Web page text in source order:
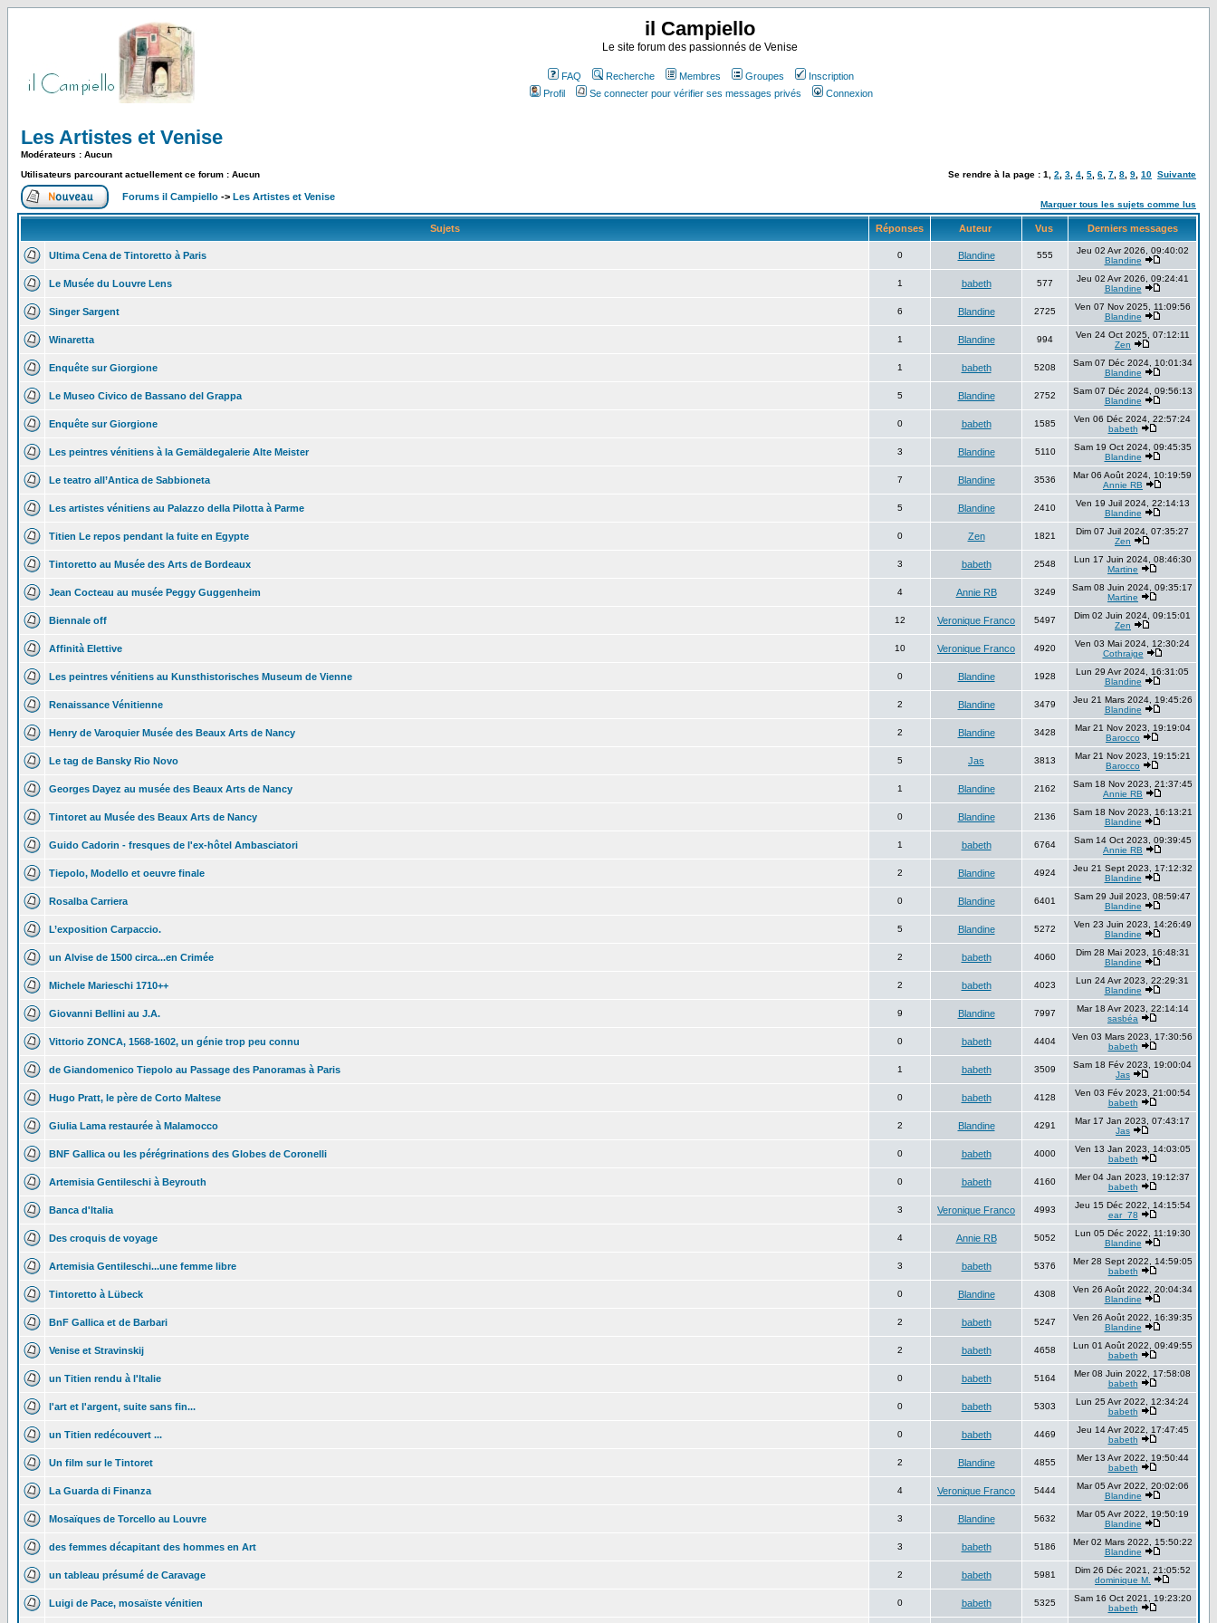
il Campiello
Le site forum des passionnés de Venise
FAQ Recherche Membres Groupes
Inscription
Profil
Se connecter pour vérifier ses messages privés Connexion
Les Artistes et Venise
Modérateurs : Aucun
Utilisateurs parcourant actuellement ce forum : Aucun
Se rendre à la page : 1 2 3 4 5 6 7 8 9 10 Suivante
Forums il Campiello -> Les Artistes et Venise
Marquer tous les sujets comme lus
Sujets Réponses Auteur Vus Derniers messages
Ultima Cena de Tintoretto à Paris 0 Blandine 555
Jeu 02 Avr 2026, 09:40:02
Blandine
Le Musée du Louvre Lens 1 babeth 577
Jeu 02 Avr 2026, 09:24:41
Blandine
Singer Sargent 6 Blandine 2725
Ven 07 Nov 2025, 11:09:56
Blandine
Winaretta 1 Blandine 994
Ven 24 Oct 2025, 07:12:11
Zen
Enquête sur Giorgione 1 babeth 5208
Sam 07 Déc 2024, 10:01:34
Blandine
Le Museo Civico de Bassano del Grappa 5 Blandine 2752
Sam 07 Déc 2024, 09:56:13
Blandine
Enquête sur Giorgione 0 babeth 1585
Ven 06 Déc 2024, 22:57:24
babeth
Les peintres vénitiens à la Gemäldegalerie Alte Meister 3 Blandine 5110
Sam 19 Oct 2024, 09:45:35
Blandine
Le teatro all’Antica de Sabbioneta 7 Blandine 3536
Mar 06 Août 2024, 10:19:59
Annie RB
Les artistes vénitiens au Palazzo della Pilotta à Parme 5 Blandine 2410
Ven 19 Juil 2024, 22:14:13
Blandine
Titien Le repos pendant la fuite en Egypte 0 Zen 1821
Dim 07 Juil 2024, 07:35:27
Zen
Tintoretto au Musée des Arts de Bordeaux 3 babeth 2548
Lun 17 Juin 2024, 08:46:30
Martine
Jean Cocteau au musée Peggy Guggenheim 4 Annie RB 3249
Sam 08 Juin 2024, 09:35:17
Martine
Biennale off 12 Veronique Franco 5497
Dim 02 Juin 2024, 09:15:01
Zen
Affinità Elettive 10 Veronique Franco 4920
Ven 03 Mai 2024, 12:30:24
Cothraige
Les peintres vénitiens au Kunsthistorisches Museum de Vienne 0 Blandine 1928
Lun 29 Avr 2024, 16:31:05
Blandine
Renaissance Vénitienne 2 Blandine 3479
Jeu 21 Mars 2024, 19:45:26
Blandine
Henry de Varoquier Musée des Beaux Arts de Nancy 2 Blandine 3428
Mar 21 Nov 2023, 19:19:04
Barocco
Le tag de Bansky Rio Novo 5 Jas 3813
Mar 21 Nov 2023, 19:15:21
Barocco
Georges Dayez au musée des Beaux Arts de Nancy 1 Blandine 2162
Sam 18 Nov 2023, 21:37:45
Annie RB
Tintoret au Musée des Beaux Arts de Nancy 0 Blandine 2136
Sam 18 Nov 2023, 16:13:21
Blandine
Guido Cadorin - fresques de l'ex-hôtel Ambasciatori 1 babeth 6764
Sam 14 Oct 2023, 09:39:45
Annie RB
Tiepolo, Modello et oeuvre finale 2 Blandine 4924
Jeu 21 Sept 2023, 17:12:32
Blandine
Rosalba Carriera 0 Blandine 6401
Sam 29 Juil 2023, 08:59:47
Blandine
L’exposition Carpaccio. 5 Blandine 5272
Ven 23 Juin 2023, 14:26:49
Blandine
un Alvise de 1500 circa...en Crimée 2 babeth 4060
Dim 28 Mai 2023, 16:48:31
Blandine
Michele Marieschi 1710++ 2 babeth 4023
Lun 24 Avr 2023, 22:29:31
Blandine
Giovanni Bellini au J.A. 9 Blandine 7997
Mar 18 Avr 2023, 22:14:14
sasbéa
Vittorio ZONCA, 1568-1602, un génie trop peu connu 0 babeth 4404
Ven 03 Mars 2023, 17:30:56
babeth
de Giandomenico Tiepolo au Passage des Panoramas à Paris 1 babeth 3509
Sam 18 Fév 2023, 19:00:04
Jas
Hugo Pratt, le père de Corto Maltese 0 babeth 4128
Ven 03 Fév 2023, 21:00:54
babeth
Giulia Lama restaurée à Malamocco 2 Blandine 4291
Mar 17 Jan 2023, 07:43:17
Jas
BNF Gallica ou les pérégrinations des Globes de Coronelli 0 babeth 4000
Ven 13 Jan 2023, 14:03:05
babeth
Artemisia Gentileschi à Beyrouth 0 babeth 4160
Mer 04 Jan 2023, 19:12:37
babeth
Banca d'Italia 3 Veronique Franco 4993
Jeu 15 Déc 2022, 14:15:54
ear_78
Des croquis de voyage 4 Annie RB 5052
Lun 05 Déc 2022, 11:19:30
Blandine
Artemisia Gentileschi...une femme libre 3 babeth 5376
Mer 28 Sept 2022, 14:59:05
babeth
Tintoretto à Lübeck 0 Blandine 4308
Ven 26 Août 2022, 20:04:34
Blandine
BnF Gallica et de Barbari 2 babeth 5247
Ven 26 Août 2022, 16:39:35
Blandine
Venise et Stravinskij 2 babeth 4658
Lun 01 Août 2022, 09:49:55
babeth
un Titien rendu à l'Italie 0 babeth 5164
Mer 08 Juin 2022, 17:58:08
babeth
l'art et l'argent, suite sans fin... 0 babeth 5303
Lun 25 Avr 2022, 12:34:24
babeth
un Titien redécouvert ... 0 babeth 4469
Jeu 14 Avr 2022, 17:47:45
babeth
Un film sur le Tintoret 2 Blandine 4855
Mer 13 Avr 2022, 19:50:44
babeth
La Guarda di Finanza 4 Veronique Franco 5444
Mar 05 Avr 2022, 20:02:06
Blandine
Mosaïques de Torcello au Louvre 3 Blandine 5632
Mar 05 Avr 2022, 19:50:19
Blandine
des femmes décapitant des hommes en Art 3 babeth 5186
Mer 02 Mars 2022, 15:50:22
Blandine
un tableau présumé de Caravage 2 babeth 5981
Dim 26 Déc 2021, 21:05:52
dominique M.
Luigi de Pace, mosaïste vénitien 0 babeth 5325
Sam 16 Oct 2021, 19:23:20
babeth